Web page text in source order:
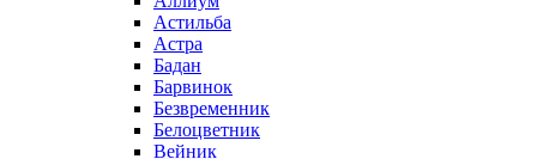
Астильба
Астра
Бадан
Барвинок
Безвременник
Белоцветник
Вейник